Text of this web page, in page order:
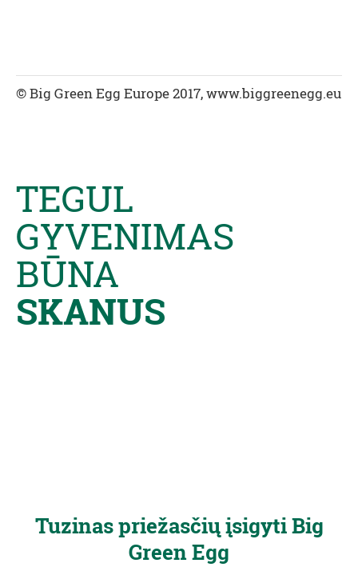
© Big Green Egg Europe 2017, www.biggreenegg.eu
TEGUL
GYVENIMAS
BŪNA
SKANUS
Tuzinas priežasčių įsigyti Big
Green Egg